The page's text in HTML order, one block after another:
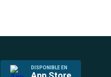
DISPONIBLE EN